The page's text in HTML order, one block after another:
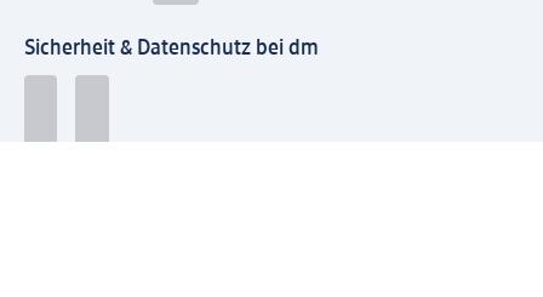
Sicherheit & Datenschutz bei dm